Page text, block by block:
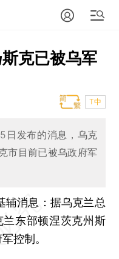
克已被乌军
T中
日发布的消息，乌克
市目前已被乌政府军
消息：据乌克兰总
东部顿涅茨克州斯
控制。